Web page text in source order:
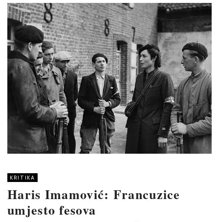
KRITIKA
Haris Imamović: Francuzice
umjesto fesova